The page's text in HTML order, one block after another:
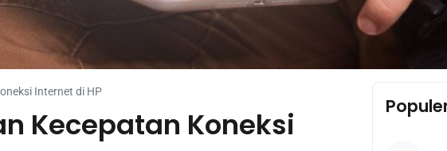
Internet di HP
Kecepatan Koneksi